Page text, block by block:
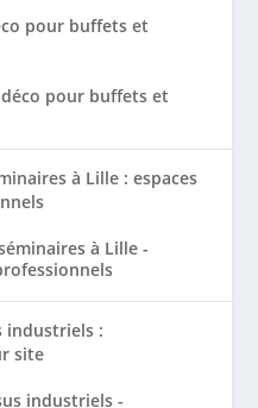
pour buffets et
à Lille : espaces
industriels :
site